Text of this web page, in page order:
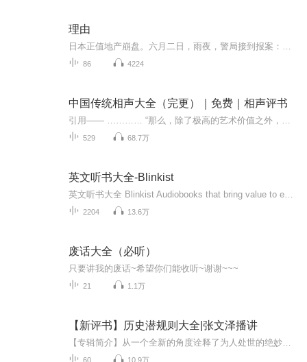
理由
86 4224
中国传统相声大全（完更）｜免费｜相声评书
529 68.7万
英文听书大全-Blinkist
2204 13.6万
废话大全（必听）
只要讲我的废话~希望你们能收听~谢谢~~~
21 1.1万
【新评书】历史潜规则大全|张文泽播讲
60 10.9万